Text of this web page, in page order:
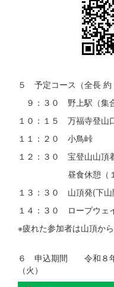
５ 予定コース（全長 約
９：３０ 野上駅（集合
１０：１５ 万福寺登山
１１：２０ 小鳥峠
１２：３０ 宝登山山頂
昼食休憩（１
１３：３０ 山頂発(下山
１４：３０ ロープウェ
※疲れた参加者は山頂か
６ 申込期間 令和８年
（火）